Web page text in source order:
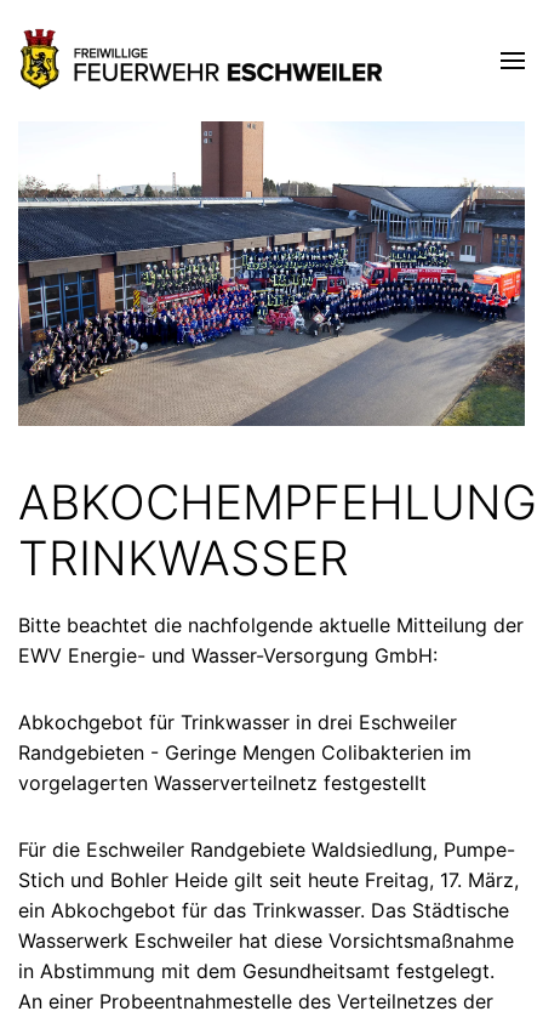
ABKOCHEMPFEHLUNG
TRINKWASSER
Bitte beachtet die nachfolgende aktuelle Mitteilung der
EWV Energie- und Wasser-Versorgung GmbH:
Abkochgebot für Trinkwasser in drei Eschweiler
Randgebieten - Geringe Mengen Colibakterien im
vorgelagerten Wasserverteilnetz festgestellt
Für die Eschweiler Randgebiete Waldsiedlung, Pumpe-
Stich und Bohler Heide gilt seit heute Freitag, 17. März,
ein Abkochgebot für das Trinkwasser. Das Städtische
Wasserwerk Eschweiler hat diese Vorsichtsmaßnahme
in Abstimmung mit dem Gesundheitsamt festgelegt.
An einer Probeentnahmestelle des Verteilnetzes der